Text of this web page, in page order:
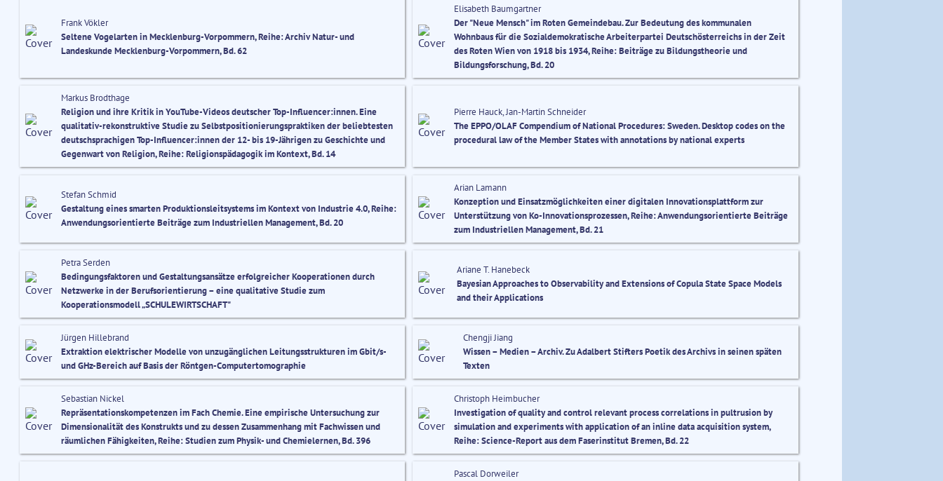
Frank Vökler
Seltene Vogelarten in Mecklenburg-Vorpommern, Reihe: Archiv Natur- und
Landeskunde Mecklenburg-Vorpommern, Bd. 62
Elisabeth Baumgartner
Der "Neue Mensch" im Roten Gemeindebau. Zur Bedeutung des kommunalen
Wohnbaus für die Sozialdemokratische Arbeiterpartei Deutschösterreichs in der Zeit
des Roten Wien von 1918 bis 1934, Reihe: Beiträge zu Bildungstheorie und
Bildungsforschung, Bd. 20
Markus Brodthage
Religion und ihre Kritik in YouTube-Videos deutscher Top-Influencer:innen. Eine
qualitativ-rekonstruktive Studie zu Selbstpositionierungspraktiken der beliebtesten
deutschsprachigen Top-Influencer:innen der 12- bis 19-Jährigen zu Geschichte und
Gegenwart von Religion, Reihe: Religionspädagogik im Kontext, Bd. 14
Pierre Hauck, Jan-Martin Schneider
The EPPO/OLAF Compendium of National Procedures: Sweden. Desktop codes on the
procedural law of the Member States with annotations by national experts
Stefan Schmid
Gestaltung eines smarten Produktionsleitsystems im Kontext von Industrie 4.0, Reihe:
Anwendungsorientierte Beiträge zum Industriellen Management, Bd. 20
Arian Lamann
Konzeption und Einsatzmöglichkeiten einer digitalen Innovationsplattform zur
Unterstützung von Ko-Innovationsprozessen, Reihe: Anwendungsorientierte Beiträge
zum Industriellen Management, Bd. 21
Petra Serden
Bedingungsfaktoren und Gestaltungsansätze erfolgreicher Kooperationen durch
Netzwerke in der Berufsorientierung – eine qualitative Studie zum
Kooperationsmodell „SCHULEWIRTSCHAFT"
Ariane T. Hanebeck
Bayesian Approaches to Observability and Extensions of Copula State Space Models
and their Applications
Jürgen Hillebrand
Extraktion elektrischer Modelle von unzugänglichen Leitungsstrukturen im Gbit/s-
und GHz-Bereich auf Basis der Röntgen-Computertomographie
Chengji Jiang
Wissen – Medien – Archiv. Zu Adalbert Stifters Poetik des Archivs in seinen späten
Texten
Sebastian Nickel
Repräsentationskompetenzen im Fach Chemie. Eine empirische Untersuchung zur
Dimensionalität des Konstrukts und zu dessen Zusammenhang mit Fachwissen und
räumlichen Fähigkeiten, Reihe: Studien zum Physik- und Chemielernen, Bd. 396
Christoph Heimbucher
Investigation of quality and control relevant process correlations in pultrusion by
simulation and experiments with application of an inline data acquisition system,
Reihe: Science-Report aus dem Faserinstitut Bremen, Bd. 22
Pascal Dorweiler